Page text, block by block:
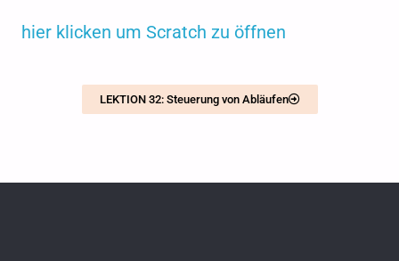
hier klicken um Scratch zu öffnen
LEKTION 32: Steuerung von Abläufen